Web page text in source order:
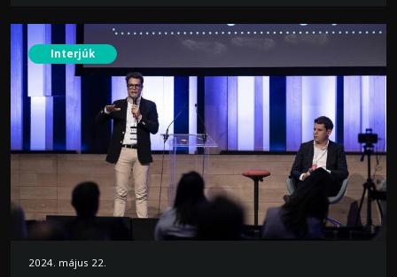
Interjúk
2024. május 22.